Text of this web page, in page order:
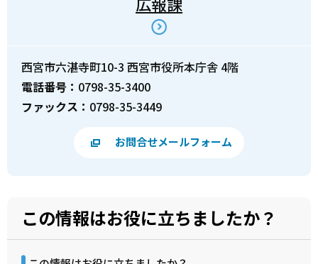
西宮市六湛寺町10-3 西宮市役所本庁舎 4階
電話番号： 0798-35-3400
ファックス： 0798-35-3449
お問合せメールフォーム
この情報はお役に立ちましたか？